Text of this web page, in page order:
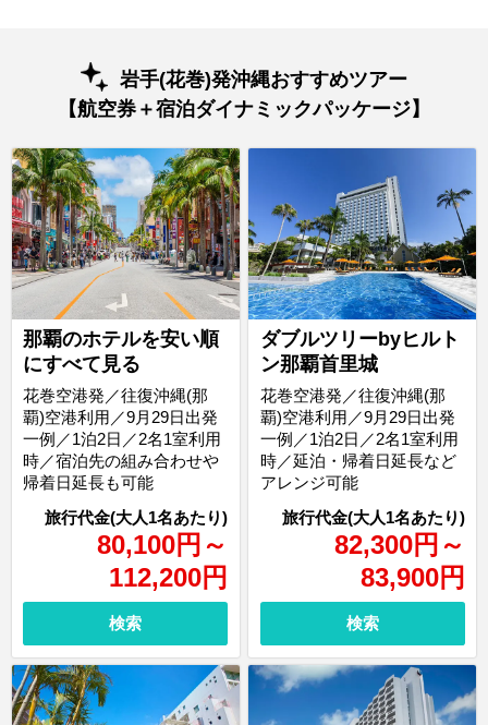
岩手(花巻)発沖縄おすすめツアー
【航空券＋宿泊ダイナミックパッケージ】
那覇のホテルを安い順
にすべて見る
80,100円 ～
112,200円
花巻空港発／往復沖縄(那
覇)空港利用／9月29日出発
一例／1泊2日／2名1室利用
時／宿泊先の組み合わせや
帰着日延長も可能
検索
ダブルツリーbyヒルト
ン那覇首里城
82,300円 ～
83,900円
花巻空港発／往復沖縄(那
覇)空港利用／9月29日出発
一例／1泊2日／2名1室利用
時／延泊・帰着日延長など
アレンジ可能
検索